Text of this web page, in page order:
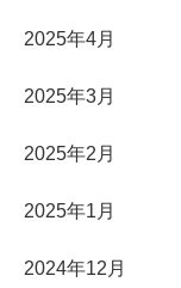
2025年4月
2025年3月
2025年2月
2025年1月
2024年12月